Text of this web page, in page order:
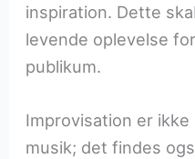
inspiration. Dette
levende oplevelse
publikum.
Improvisation er
musik; det findes